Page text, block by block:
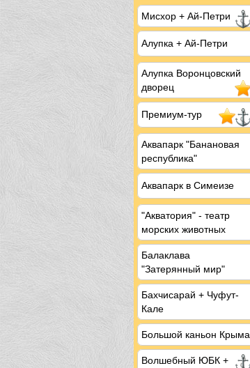
Мисхор + Ай-Петри
Алупка + Ай-Петри
Алупка Воронцовский
дворец
Премиум-тур
Аквапарк "Банановая
республика"
Аквапарк в Симеизе
"Акватория" - театр
морских животных
Балаклава
"Затерянный мир"
Бахчисарай + Чуфут-
Кале
Большой каньон Крыма
Волшебный ЮБК +